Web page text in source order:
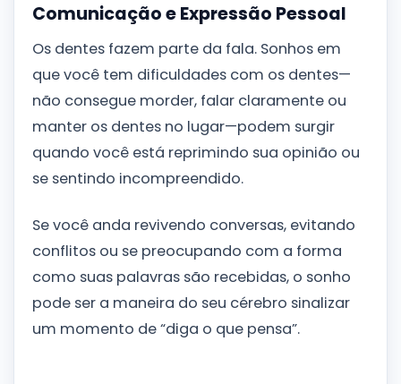
Comunicação e Expressão Pessoal
Os dentes fazem parte da fala. Sonhos em
que você tem dificuldades com os dentes—
não consegue morder, falar claramente ou
manter os dentes no lugar—podem surgir
quando você está reprimindo sua opinião ou
se sentindo incompreendido.
Se você anda revivendo conversas, evitando
conflitos ou se preocupando com a forma
como suas palavras são recebidas, o sonho
pode ser a maneira do seu cérebro sinalizar
um momento de “diga o que pensa”.